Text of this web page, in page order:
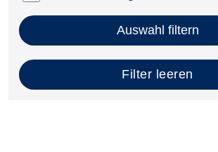
Auswahl filtern
Filter leeren